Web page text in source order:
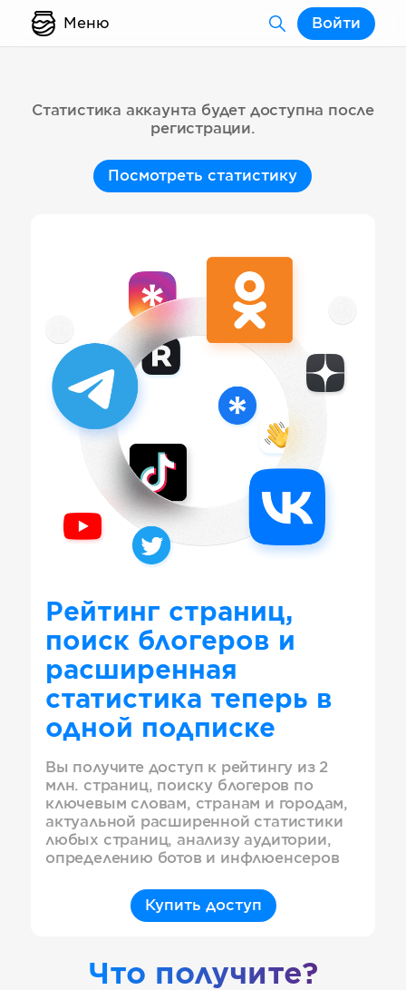
Меню Войти
Статистика аккаунта будет доступна после
регистрации.
Посмотреть статистику
Рейтинг страниц,
поиск блогеров и
расширенная
статистика теперь в
одной подписке
Вы получите доступ к рейтингу из 2
млн. страниц, поиску блогеров по
ключевым словам, странам и городам,
актуальной расширенной статистики
любых страниц, анализу аудитории,
определению ботов и инфлюенсеров
Купить доступ
Что получите?